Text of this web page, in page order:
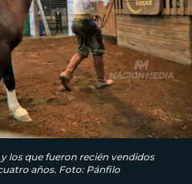
los que fueron recién vendidos
años. Foto: Pánfilo